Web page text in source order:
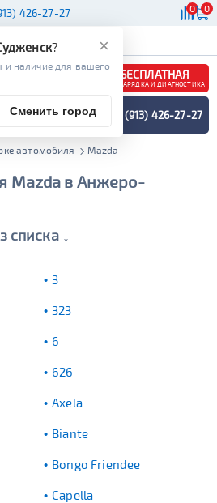
426-27-27 0 0
БЕСПЛАТНАЯ
ЗАРЯДКА И ДИАГНОСТИКА
+7 (913) 426-27-27
автомобиля Mazda
Mazda в Анжеро-
списка ↓
3
323
6
626
Axela
Biante
Bongo Friendee
Capella
×
?
и наличие для вашего
Сменить город